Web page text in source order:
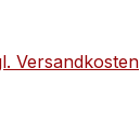
Versandkosten